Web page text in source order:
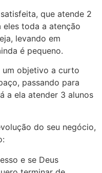
que atende 2
toda a atenção
levando em
é pequeno.
um objetivo a curto
passando para
a ela atender 3 alunos
do seu negócio,
e se Deus